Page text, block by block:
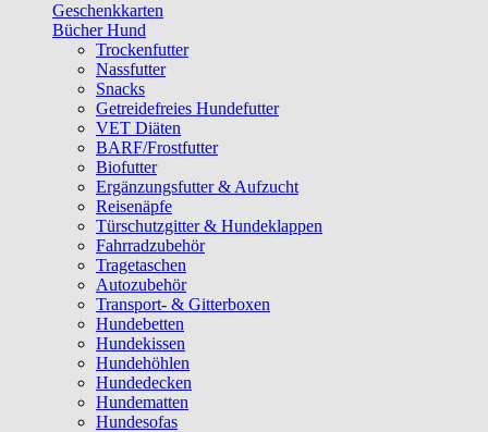
Geschenkkarten
Bücher Hund
Trockenfutter
Nassfutter
Snacks
Getreidefreies Hundefutter
VET Diäten
BARF/Frostfutter
Biofutter
Ergänzungsfutter & Aufzucht
Reisenäpfe
Türschutzgitter & Hundeklappen
Fahrradzubehör
Tragetaschen
Autozubehör
Transport- & Gitterboxen
Hundebetten
Hundekissen
Hundehöhlen
Hundedecken
Hundematten
Hundesofas